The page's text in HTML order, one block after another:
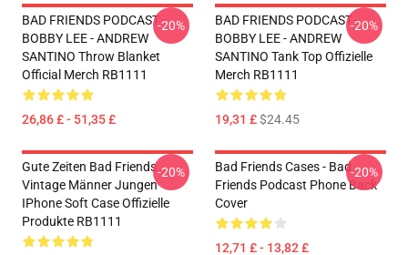
BAD FRIENDS PODCAST -
BOBBY LEE - ANDREW
SANTINO Throw Blanket
Official Merch RB1111
26,86 £ - 51,35 £
-20%
BAD FRIENDS PODCAST -
BOBBY LEE - ANDREW
SANTINO Tank Top Offizielle
Merch RB1111
19,31 £$24.45
-20%
Gute Zeiten Bad Friends
Vintage Männer Jungen
IPhone Soft Case Offizielle
Produkte RB1111
-20%
Bad Friends Cases - Bad
Friends Podcast Phone Back
Cover
12,71 £ - 13,82 £
-20%